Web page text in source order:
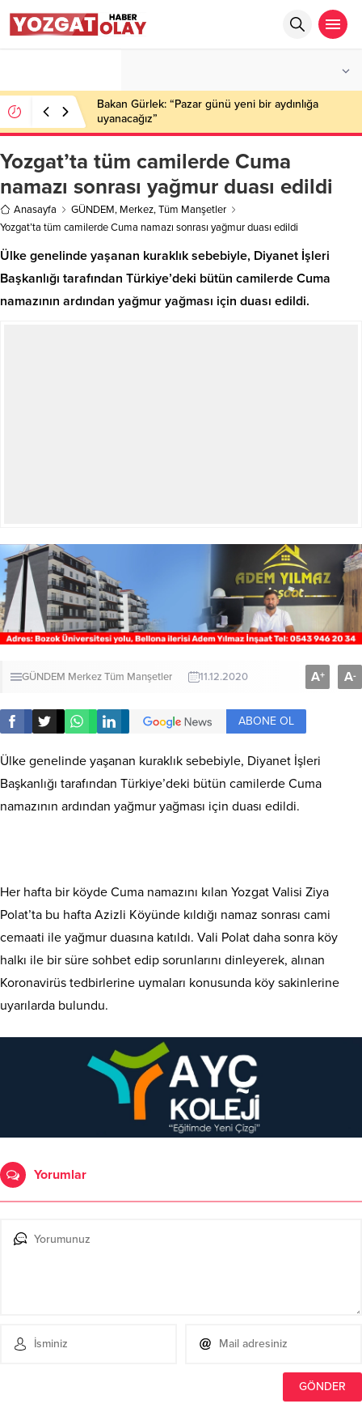
Bakan Gürlek: “Pazar günü yeni bir aydınlığa
uyanacağız”
Yozgat’ta tüm camilerde Cuma
namazı sonrası yağmur duası edildi
Anasayfa GÜNDEM, Merkez,Tüm Manşetler
Yozgat’ta tüm camilerde Cuma namazı sonrası yağmur duası edildi
Ülke genelinde yaşanan kuraklık sebebiyle, Diyanet İşleri
Başkanlığı tarafından Türkiye’deki bütün camilerde Cuma
namazının ardından yağmur yağması için duası edildi.
GÜNDEM MerkezTüm Manşetler 11.12.2020 A+ A-
ABONE OL
Ülke genelinde yaşanan kuraklık sebebiyle, Diyanet İşleri
Başkanlığı tarafından Türkiye’deki bütün camilerde Cuma
namazının ardından yağmur yağması için duası edildi.
Her hafta bir köyde Cuma namazını kılan Yozgat Valisi Ziya
Polat’ta bu hafta Azizli Köyünde kıldığı namaz sonrası cami
cemaati ile yağmur duasına katıldı. Vali Polat daha sonra köy
halkı ile bir süre sohbet edip sorunlarını dinleyerek, alınan
Koronavirüs tedbirlerine uymaları konusunda köy sakinlerine
uyarılarda bulundu.
Yorumlar